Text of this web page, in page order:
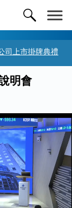
司上市掛牌典禮
明會